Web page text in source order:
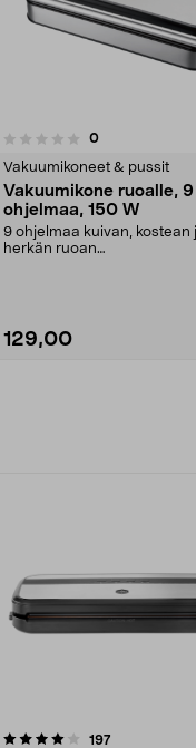
0arvostelut
Vakuumikoneet & pussit
Vakuumikone ruoalle, 9
ohjelmaa, 150 W
9 ohjelmaa kuivan, kostean
herkän ruoan
129,00
197arvostelut
4.0 viidestä